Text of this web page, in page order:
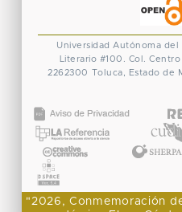
Universidad Autónoma del
Literario #100. Col. Centro
2262300 Toluca, Estado de
"2026, Conmemoración